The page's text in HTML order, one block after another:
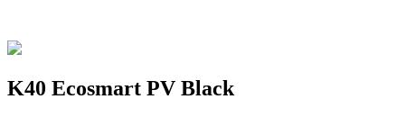
K40 Ecosmart PV Black